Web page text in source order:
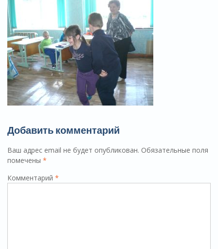
Добавить комментарий
Ваш адрес email не будет опубликован. Обязательные поля
помечены *
Комментарий *